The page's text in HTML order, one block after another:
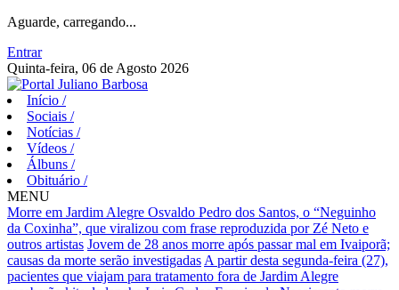
Aguarde, carregando...
Entrar
Quinta-feira, 06 de Agosto 2026
Início /
Sociais /
Notícias /
Vídeos /
Álbuns /
Obituário /
MENU
Morre em Jardim Alegre Osvaldo Pedro dos Santos, o “Neguinho
da Coxinha”, que viralizou com frase reproduzida por Zé Neto e
outros artistas Jovem de 28 anos morre após passar mal em Ivaiporã;
causas da morte serão investigadas A partir desta segunda-feira (27),
pacientes que viajam para tratamento fora de Jardim Alegre